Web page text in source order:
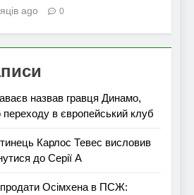
ago
0
назвав гравця Динамо,
переходу в європейський клуб
Карлос Тевес висловив
до Серії А
продати Осімхена в ПСЖ: